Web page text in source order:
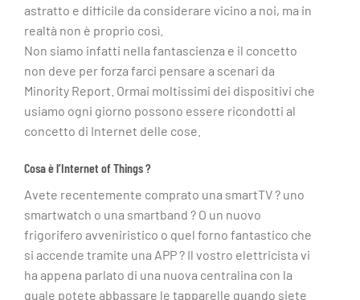
astratto e difficile da considerare vicino a noi, ma in
realtà non è proprio così.
Non siamo infatti nella fantascienza e il concetto
non deve per forza farci pensare a scenari da
Minority Report. Ormai moltissimi dei dispositivi che
usiamo ogni giorno possono essere ricondotti al
concetto di Internet delle cose.
Cosa è l’Internet of Things ?
Avete recentemente comprato una smartTV ? uno
smartwatch o una smartband ? O un nuovo
frigorifero avveniristico o quel forno fantastico che
si accende tramite una APP ? Il vostro elettricista vi
ha appena parlato di una nuova centralina con la
quale potete abbassare le tapparelle quando siete